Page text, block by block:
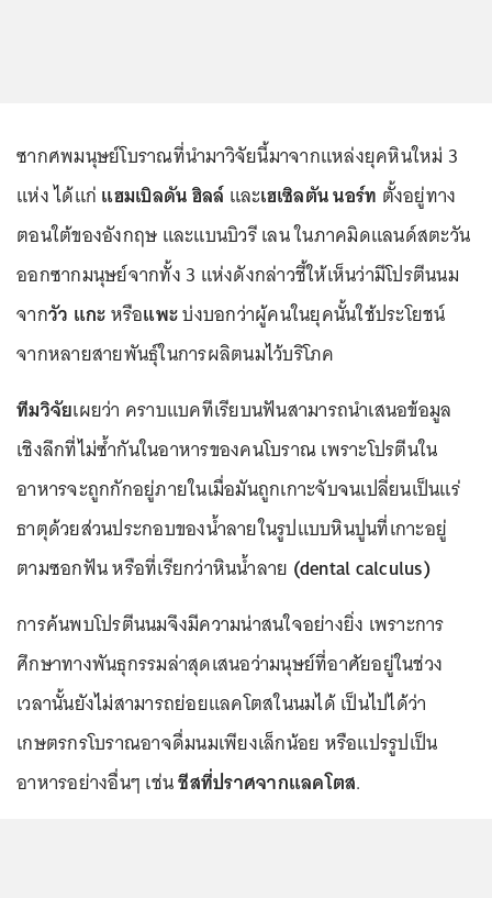
ซากศพมนุษย์โบราณที่นำมาวิจัยนี้มาจากแหล่งยุคหินใหม่ 3
แห่ง ได้แก่ แฮมเบิลดัน ฮิลล์ และเฮเซิลตัน นอร์ท ตั้งอยู่ทาง
ตอนใต้ของอังกฤษ และแบนบิวรี เลน ในภาคมิดแลนด์สตะวัน
ออกซากมนุษย์จากทั้ง 3 แห่งดังกล่าวชี้ให้เห็นว่ามีโปรตีนนม
จากวัว แกะหรือแพะบ่งบอกว่าผู้คนในยุคนั้นใช้ประโยชน์
จากหลายสายพันธุ์ในการผลิตนมไว้บริโภค
ทีมวิจัยเผยว่า คราบแบคทีเรียบนฟันสามารถนำเสนอข้อมูล
เชิงลึกที่ไม่ซ้ำกันในอาหารของคนโบราณ เพราะโปรตีนใน
อาหารจะถูกกักอยู่ภายในเมื่อมันถูกเกาะจับจนเปลี่ยนเป็นแร่
ธาตุด้วยส่วนประกอบของน้ำลายในรูปแบบหินปูนที่เกาะอยู่
ตามซอกฟัน หรือที่เรียกว่าหินน้ำลาย (dental calculus)
การค้นพบโปรตีนนมจึงมีความน่าสนใจอย่างยิ่ง เพราะการ
ศึกษาทางพันธุกรรมล่าสุดเสนอว่ามนุษย์ที่อาศัยอยู่ในช่วง
เวลานั้นยังไม่สามารถย่อยแลคโตสในนมได้ เป็นไปได้ว่า
เกษตรกรโบราณอาจดื่มนมเพียงเล็กน้อย หรือแปรรูปเป็น
อาหารอย่างอื่นๆ เช่นชีสที่ปราศจากแลคโตส.